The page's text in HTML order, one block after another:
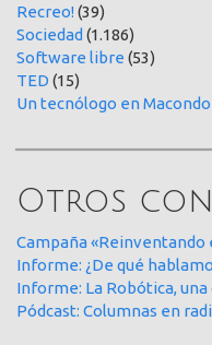
Recreo!(39)
Sociedad (1.186)
Software libre (53)
TED (15)
Un tecnólogo en Macondo
Otros
Campaña
Informe: ¿De qué
Informe: La Robótica,
Pódcast: Columnas en